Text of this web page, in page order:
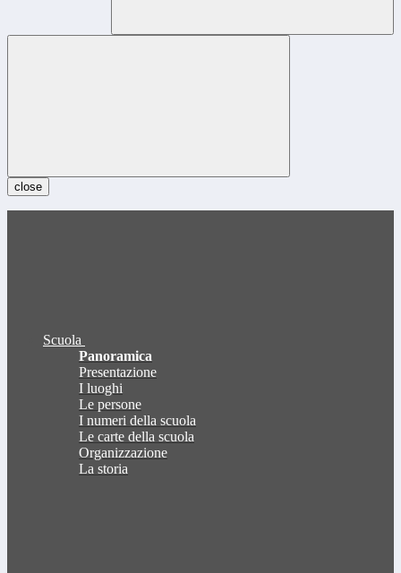
close
Scuola
Panoramica
Presentazione
I luoghi
Le persone
I numeri della scuola
Le carte della scuola
Organizzazione
La storia